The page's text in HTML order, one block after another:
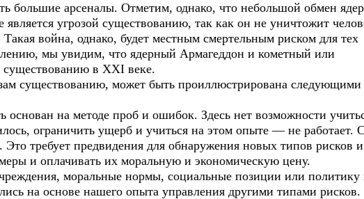
большие арсеналы. Отметим, однако, что небольшой обмен
угрозой существованию, так как он не уничтожит
война, однако, будет местным смертельным риском для тех
мы увидим, что ядерный Армагеддон и кометный или
существованию в XXI веке.
существованию, может быть проиллюстрирована следующими
на методе проб и ошибок. Здесь нет возможности
ограничить ущерб и учиться на этом опыте — не работает.
требует предвидения для обнаружения новых типов рисков и
и оплачивать их моральную и экономическую цену.
моральные нормы, социальные позиции или политику
на основе нашего опыта управления другими типами